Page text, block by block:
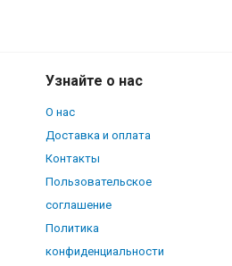
Узнайте о нас
О нас
Доставка и оплата
Контакты
Пользовательское
соглашение
Политика
конфиденциальности